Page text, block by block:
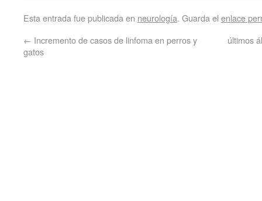
Esta entrada fue publicada en neurología. Guarda el enlace
← Incremento de casos de linfoma en perros y
gatos
últimos